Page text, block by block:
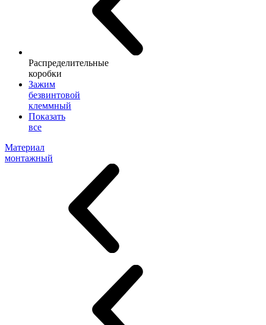
Распределительные
коробки
Зажим
безвинтовой
клеммный
Показать
все
Материал
монтажный